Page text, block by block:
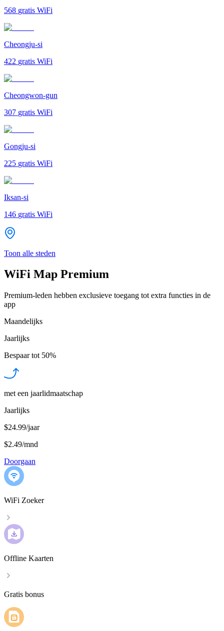
568 gratis WiFi
Cheongju-si
422 gratis WiFi
Cheongwon-gun
307 gratis WiFi
Gongju-si
225 gratis WiFi
Iksan-si
146 gratis WiFi
Toon alle steden
WiFi Map Premium
Premium-leden hebben exclusieve toegang tot extra functies in de
app
Maandelijks
Jaarlijks
Bespaar tot 50%
met een jaarlidmaatschap
Jaarlijks
$24.99/jaar
$2.49/mnd
Doorgaan
WiFi Zoeker
Offline Kaarten
Gratis bonus